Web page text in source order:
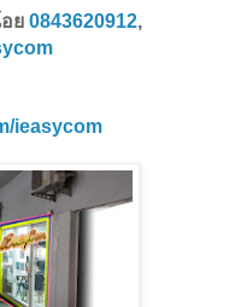
ย 0843620912,
ieasycom